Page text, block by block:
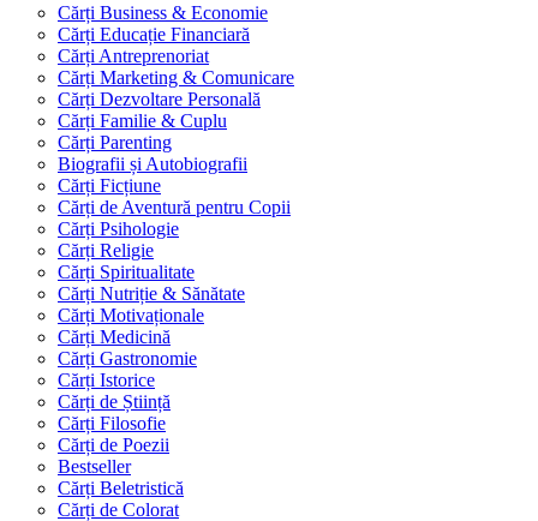
Cărți Business & Economie
Cărți Educație Financiară
Cărți Antreprenoriat
Cărți Marketing & Comunicare
Cărți Dezvoltare Personală
Cărți Familie & Cuplu
Cărți Parenting
Biografii și Autobiografii
Cărți Ficțiune
Cărți de Aventură pentru Copii
Cărți Psihologie
Cărți Religie
Cărți Spiritualitate
Cărți Nutriție & Sănătate
Cărți Motivaționale
Cărți Medicină
Cărți Gastronomie
Cărți Istorice
Cărți de Știință
Cărți Filosofie
Cărți de Poezii
Bestseller
Cărți Beletristică
Cărți de Colorat